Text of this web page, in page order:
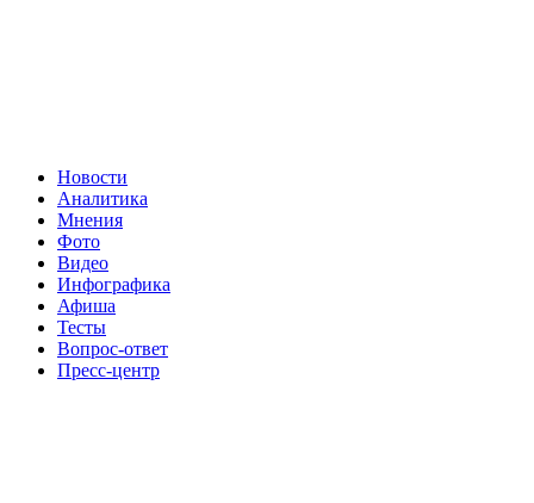
Новости
Аналитика
Мнения
Фото
Видео
Инфографика
Афиша
Тесты
Вопрос-ответ
Пресс-центр